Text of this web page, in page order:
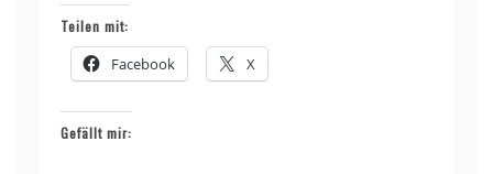
Teilen mit:
Facebook X
Gefällt mir: